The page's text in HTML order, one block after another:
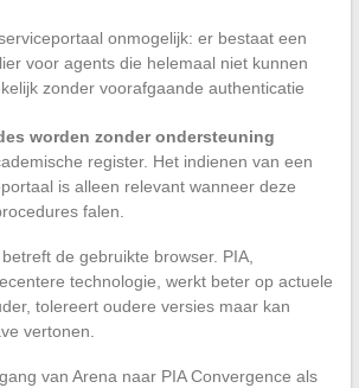
onmogelijk: er bestaat een
voor agents die helemaal niet kunnen
zonder voorafgaande authenticatie
worden zonder ondersteuning
register. Het indienen van een
is alleen relevant wanneer deze
falen.
de gebruikte browser. PIA,
technologie, werkt beter op actuele
tolereert oudere versies maar kan
vertonen.
van Arena naar PIA Convergence als